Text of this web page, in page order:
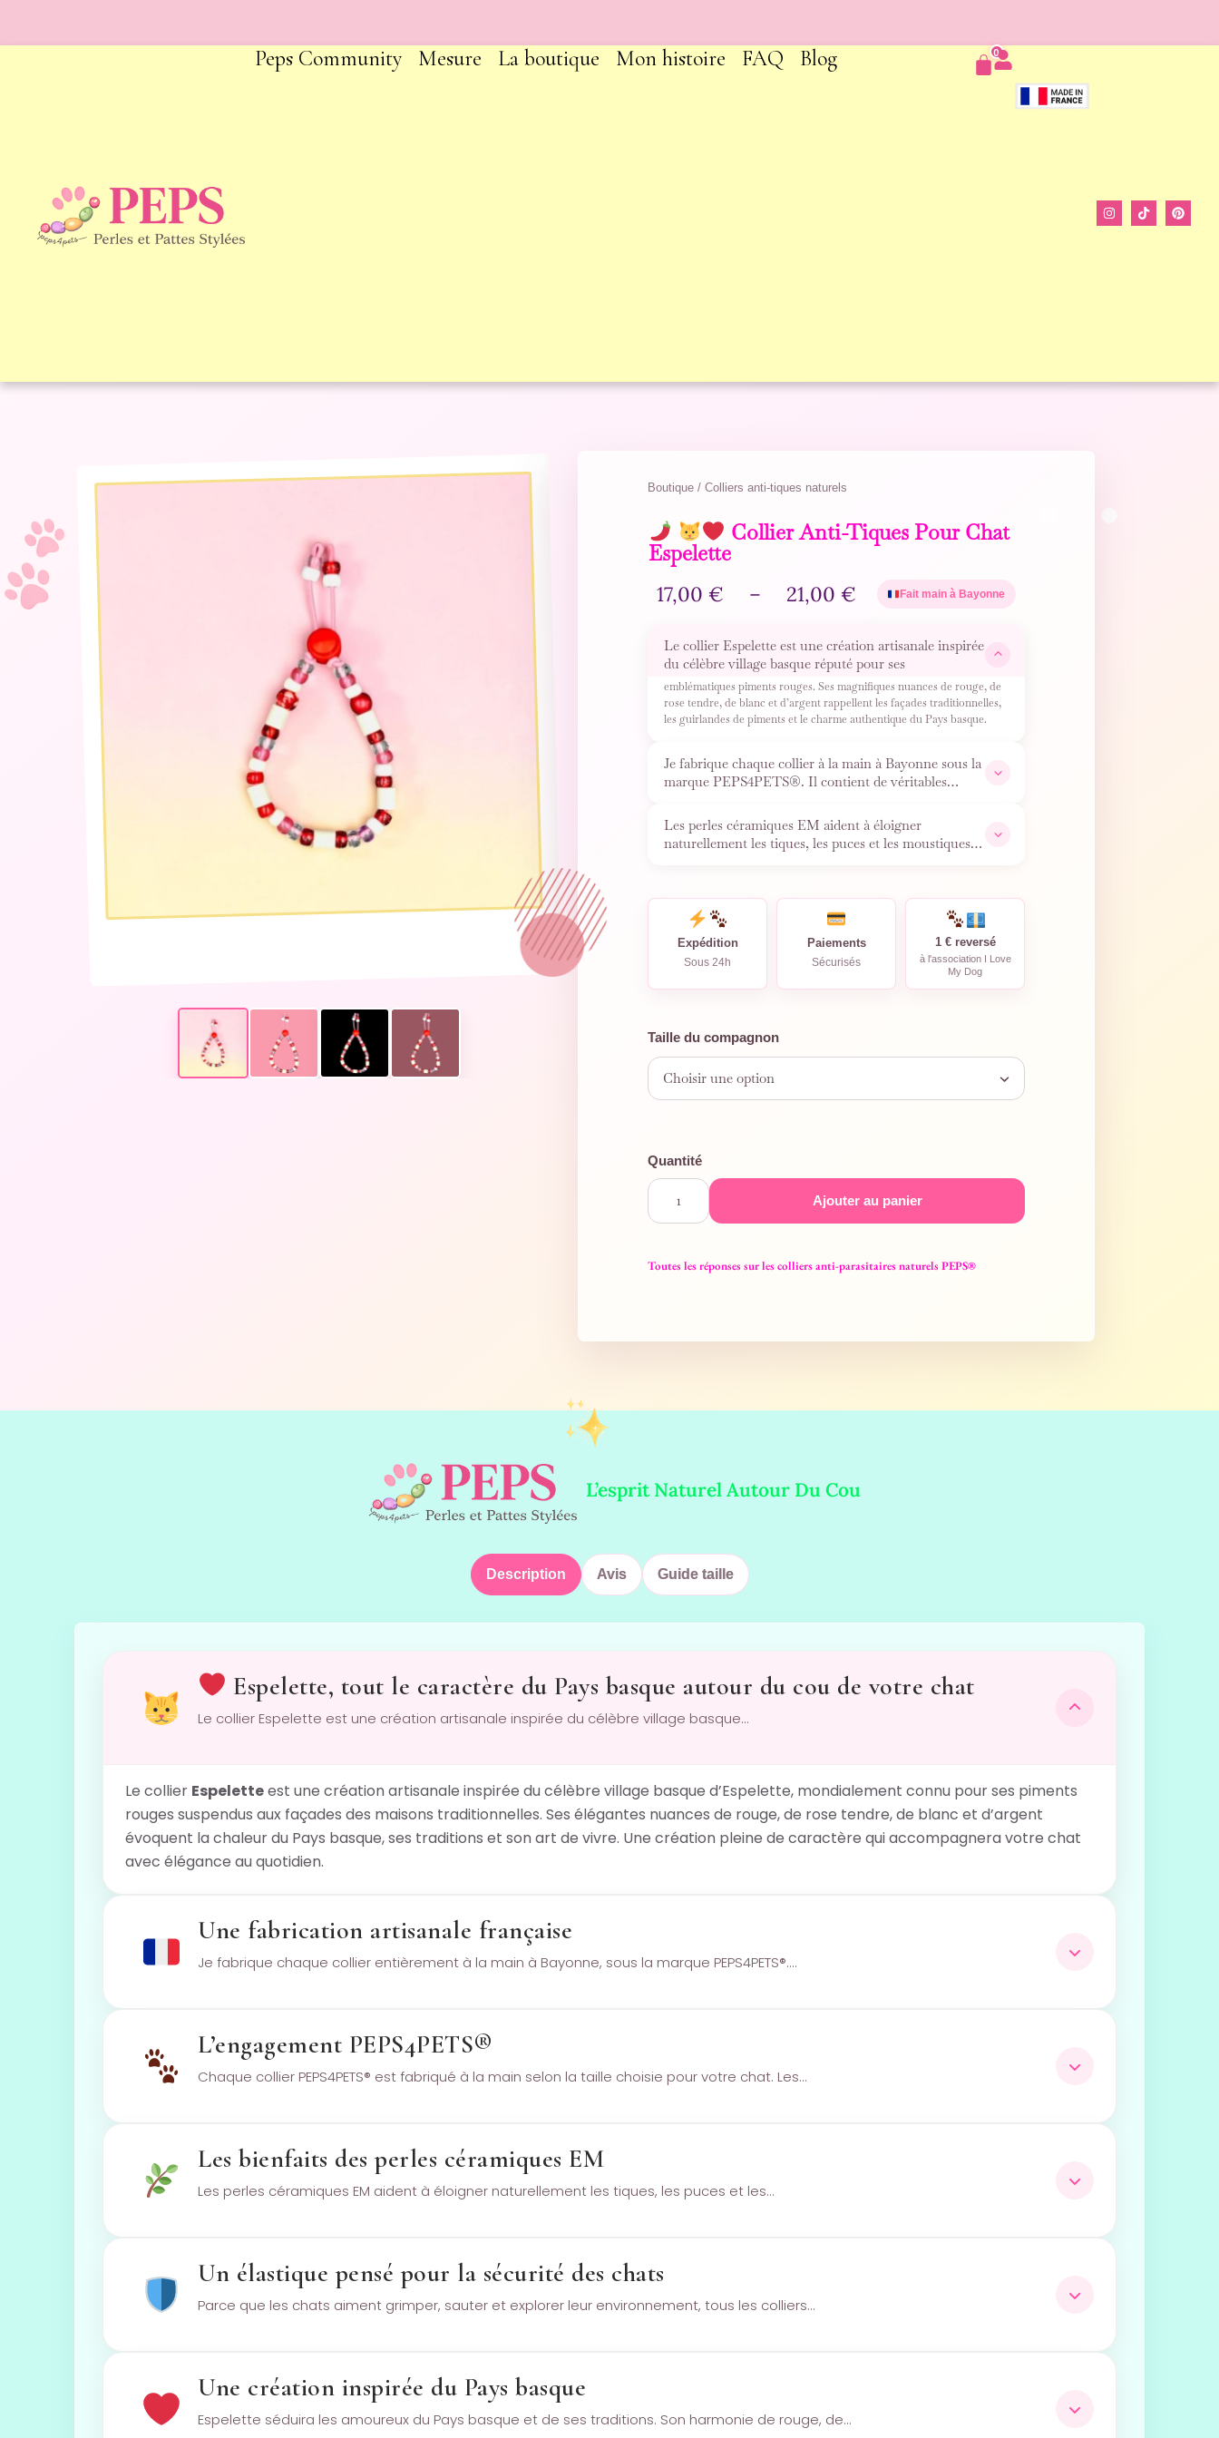
Peps Community Mesure La boutique Mon histoire FAQ Blog 0
Boutique / Colliers anti-tiques naturels
Collier Anti-Tiques Pour Chat
Espelette
17,00 € – 21,00 € Fait main à Bayonne
Le collier Espelette est une création artisanale inspirée
du célèbre village basque réputé pour ses
emblématiques piments rouges. Ses magnifiques nuances de rouge, de
rose tendre, de blanc et d’argent rappellent les façades traditionnelles,
les guirlandes de piments et le charme authentique du Pays basque.
Je fabrique chaque collier à la main à Bayonne sous la
marque PEPS4PETS®. Il contient de véritables
Les perles céramiques EM aident à éloigner
naturellement les tiques, les puces et les moustiques.
Expédition
Sous 24h
Paiements
Sécurisés
1 € reversé
à l'association I Love
My Dog
Taille du compagnon
Ajouter au panier
Toutes les réponses sur les colliers anti-parasitaires naturels PEPS®
L’esprit Naturel Autour Du Cou
Description Avis Guide taille
Espelette, tout le caractère du Pays basque autour du cou de votre chat
Le collier Espelette est une création artisanale inspirée du célèbre village basque…
Le collier Espeletteest une création artisanale inspirée du célèbre village basque d’Espelette, mondialement connu pour ses piments
rouges suspendus aux façades des maisons traditionnelles. Ses élégantes nuances de rouge, de rose tendre, de blanc et d’argent
évoquent la chaleur du Pays basque, ses traditions et son art de vivre. Une création pleine de caractère qui accompagnera votre chat
avec élégance au quotidien.
Une fabrication artisanale française
Je fabrique chaque collier entièrement à la main à Bayonne, sous la marque PEPS4PETS®.…
L’engagement PEPS4PETS®
Chaque collier PEPS4PETS® est fabriqué à la main selon la taille choisie pour votre chat. Les…
Les bienfaits des perles céramiques EM
Les perles céramiques EM aident à éloigner naturellement les tiques, les puces et les…
Un élastique pensé pour la sécurité des chats
Parce que les chats aiment grimper, sauter et explorer leur environnement, tous les colliers…
Une création inspirée du Pays basque
Espelette séduira les amoureux du Pays basque et de ses traditions. Son harmonie de rouge, de…